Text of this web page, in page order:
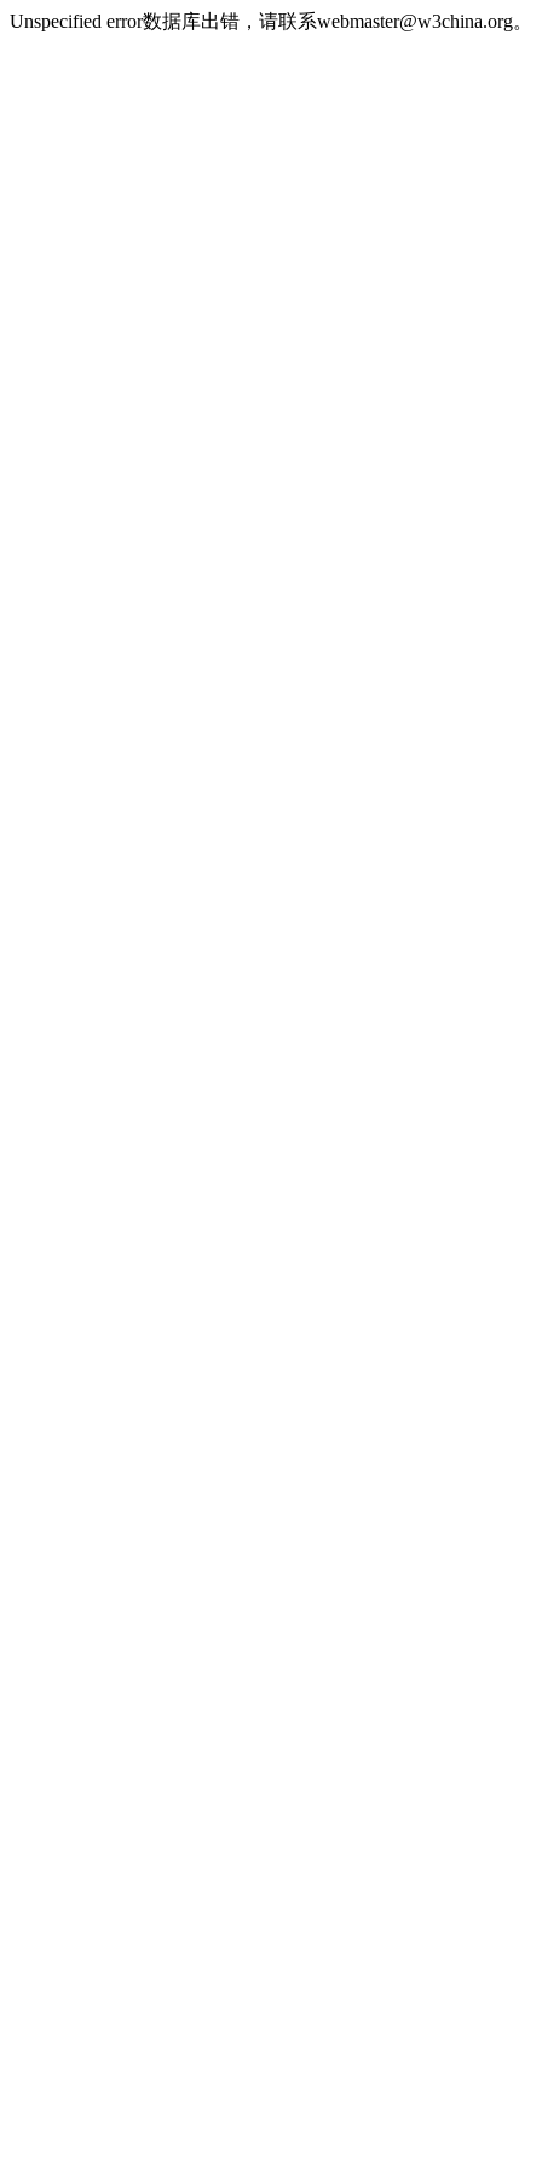
Unspecified error数据库出错，请联系webmaster@w3china.org。